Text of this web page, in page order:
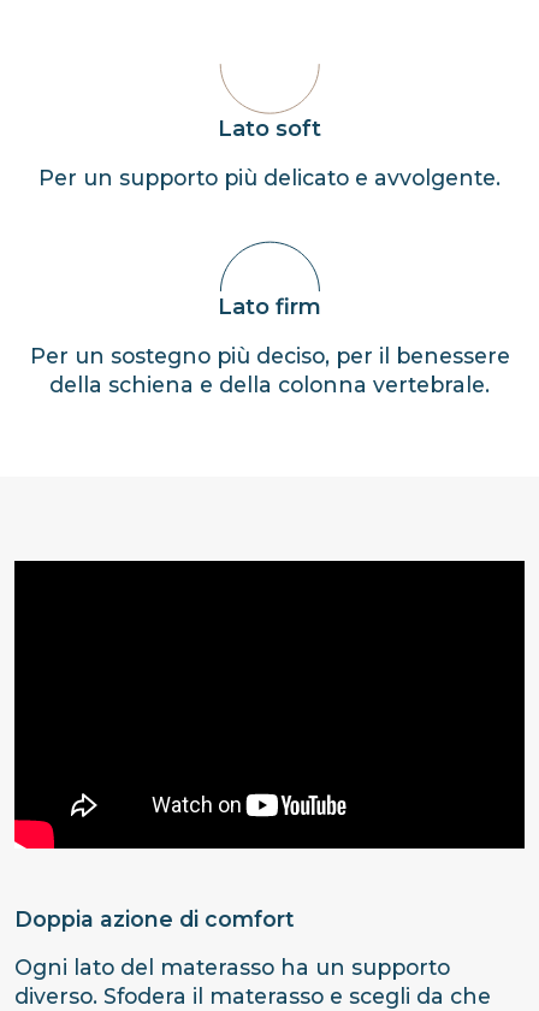
Lato soft
Per un supporto più delicato e avvolgente.
Lato firm
Per un sostegno più deciso, per il benessere
della schiena e della colonna vertebrale.
Doppia azione di comfort
Ogni lato del materasso ha un supporto
diverso. Sfodera il materasso e scegli da che